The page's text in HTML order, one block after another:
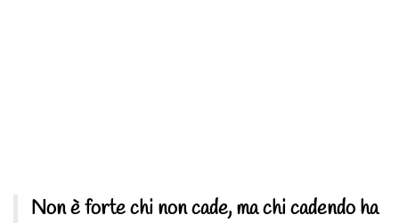
Non è forte chi non cade, ma chi cadendo ha